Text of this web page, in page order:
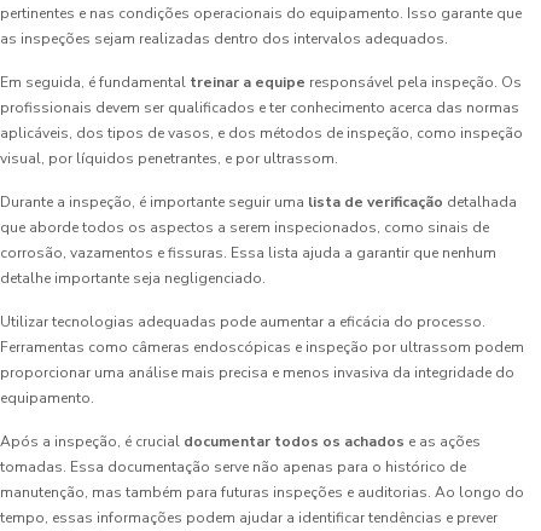
pertinentes e nas condições operacionais do equipamento. Isso garante que
as inspeções sejam realizadas dentro dos intervalos adequados.
Em seguida, é fundamental treinar a equipe responsável pela inspeção. Os
profissionais devem ser qualificados e ter conhecimento acerca das normas
aplicáveis, dos tipos de vasos, e dos métodos de inspeção, como inspeção
visual, por líquidos penetrantes, e por ultrassom.
Durante a inspeção, é importante seguir uma lista de verificação detalhada
que aborde todos os aspectos a serem inspecionados, como sinais de
corrosão, vazamentos e fissuras. Essa lista ajuda a garantir que nenhum
detalhe importante seja negligenciado.
Utilizar tecnologias adequadas pode aumentar a eficácia do processo.
Ferramentas como câmeras endoscópicas e inspeção por ultrassom podem
proporcionar uma análise mais precisa e menos invasiva da integridade do
equipamento.
Após a inspeção, é crucial documentar todos os achados e as ações
tomadas. Essa documentação serve não apenas para o histórico de
manutenção, mas também para futuras inspeções e auditorias. Ao longo do
tempo, essas informações podem ajudar a identificar tendências e prever